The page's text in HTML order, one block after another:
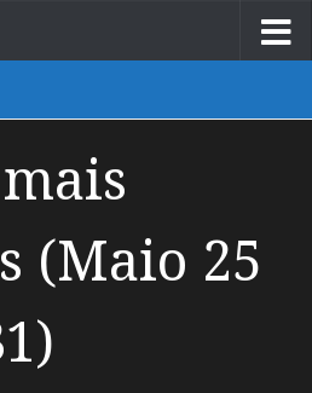
(Maio 25